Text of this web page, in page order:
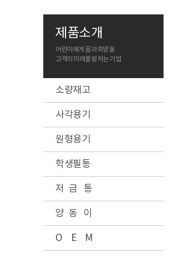
제품소개
어린이에게 꿈과 희망을
고객의 미래를 밝히는 기업
소량재고
사각용기
원형용기
학생필통
저 금 통
양 동 이
O E M